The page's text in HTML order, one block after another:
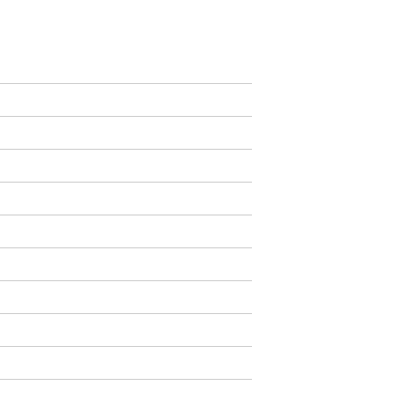
Frequenz kann ebenso wie die
Achtelnote) (neu).
(neu).